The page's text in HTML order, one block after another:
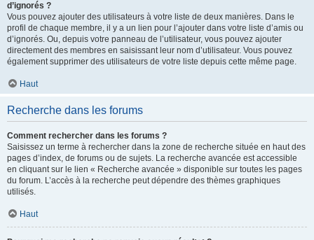
d’ignorés ?
Vous pouvez ajouter des utilisateurs à votre liste de deux manières. Dans le
profil de chaque membre, il y a un lien pour l’ajouter dans votre liste d’amis ou
d’ignorés. Ou, depuis votre panneau de l’utilisateur, vous pouvez ajouter
directement des membres en saisissant leur nom d’utilisateur. Vous pouvez
également supprimer des utilisateurs de votre liste depuis cette même page.
Haut
Recherche dans les forums
Comment rechercher dans les forums ?
Saisissez un terme à rechercher dans la zone de recherche située en haut des
pages d’index, de forums ou de sujets. La recherche avancée est accessible
en cliquant sur le lien « Recherche avancée » disponible sur toutes les pages
du forum. L’accès à la recherche peut dépendre des thèmes graphiques
utilisés.
Haut